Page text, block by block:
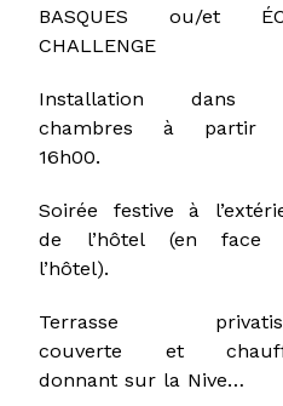
BASQUES ou/et
CHALLENGE
Installation dans
chambres à partir
16h00.
Soirée festive à
de l’hôtel (en face
l’hôtel).
Terrasse
couverte et
donnant sur la Nive…